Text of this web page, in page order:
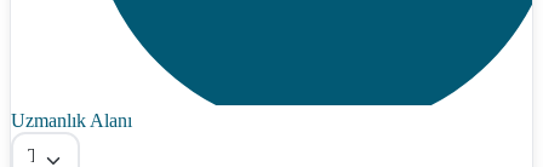
Uzmanlık Alanı
Tümü